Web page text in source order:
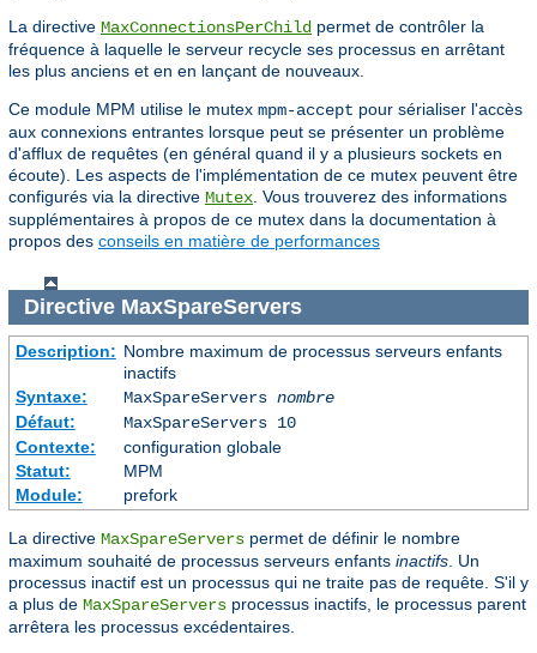
La directive MaxConnectionsPerChild permet de contrôler la
fréquence à laquelle le serveur recycle ses processus en arrêtant
les plus anciens et en en lançant de nouveaux.
Ce module MPM utilise le mutex mpm-accept pour sérialiser l'accès
aux connexions entrantes lorsque peut se présenter un problème
d'afflux de requêtes (en général quand il y a plusieurs sockets en
écoute). Les aspects de l'implémentation de ce mutex peuvent être
configurés via la directive Mutex. Vous trouverez des informations
supplémentaires à propos de ce mutex dans la documentation à
propos des conseils en matière de performances
Directive MaxSpareServers
Description: Nombre maximum de processus serveurs enfants
inactifs
Syntaxe:
MaxSpareServers nombre
Défaut:
MaxSpareServers 10
Contexte:
configuration globale
Statut:
MPM
Module:
prefork
La directive MaxSpareServers permet de définir le nombre
maximum souhaité de processus serveurs enfants inactifs . Un
processus inactif est un processus qui ne traite pas de requête. S'il y
a plus de MaxSpareServers processus inactifs, le processus parent
arrêtera les processus excédentaires.